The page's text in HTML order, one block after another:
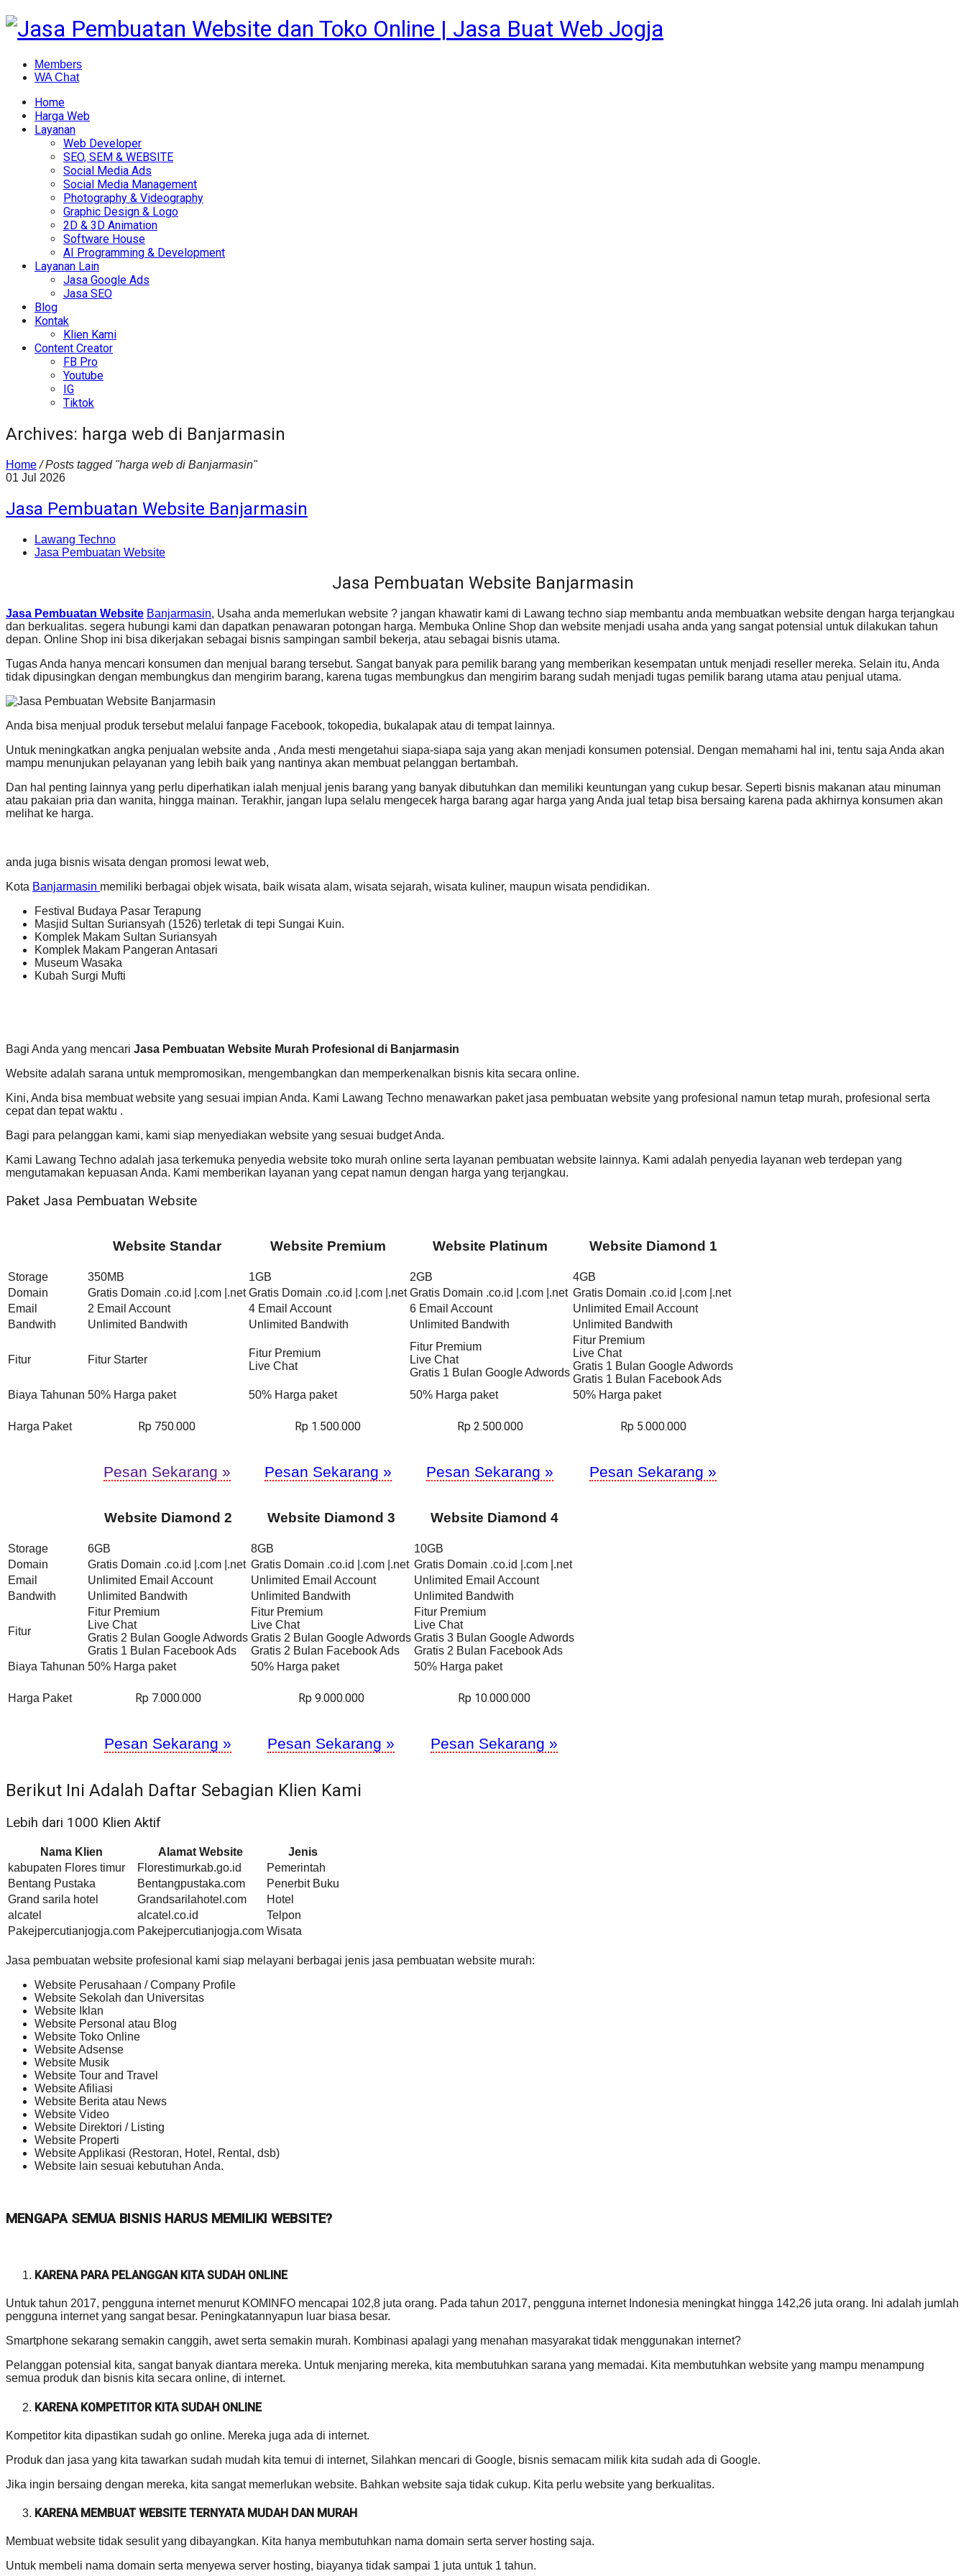
Members
WA Chat
Home
Harga Web
Layanan
Web Developer
SEO, SEM & WEBSITE
Social Media Ads
Social Media Management
Photography & Videography
Graphic Design & Logo
2D & 3D Animation
Software House
AI Programming & Development
Layanan Lain
Jasa Google Ads
Jasa SEO
Blog
Kontak
Klien Kami
Content Creator
FB Pro
Youtube
IG
Tiktok
Archives: harga web di Banjarmasin
Home / Posts tagged "harga web di Banjarmasin"
01 Jul 2026
Jasa Pembuatan Website Banjarmasin
Lawang Techno
Jasa Pembuatan Website
Jasa Pembuatan Website Banjarmasin
Jasa Pembuatan Website Banjarmasin, Usaha anda memerlukan website ? jangan khawatir kami di Lawang techno siap membantu anda membuatkan website dengan harga terjangkau
dan berkualitas. segera hubungi kami dan dapatkan penawaran potongan harga. Membuka Online Shop dan website menjadi usaha anda yang sangat potensial untuk dilakukan tahun
depan. Online Shop ini bisa dikerjakan sebagai bisnis sampingan sambil bekerja, atau sebagai bisnis utama.
Tugas Anda hanya mencari konsumen dan menjual barang tersebut. Sangat banyak para pemilik barang yang memberikan kesempatan untuk menjadi reseller mereka. Selain itu, Anda
tidak dipusingkan dengan membungkus dan mengirim barang, karena tugas membungkus dan mengirim barang sudah menjadi tugas pemilik barang utama atau penjual utama.
Anda bisa menjual produk tersebut melalui fanpage Facebook, tokopedia, bukalapak atau di tempat lainnya.
Untuk meningkatkan angka penjualan website anda , Anda mesti mengetahui siapa-siapa saja yang akan menjadi konsumen potensial. Dengan memahami hal ini, tentu saja Anda akan
mampu menunjukan pelayanan yang lebih baik yang nantinya akan membuat pelanggan bertambah.
Dan hal penting lainnya yang perlu diperhatikan ialah menjual jenis barang yang banyak dibutuhkan dan memiliki keuntungan yang cukup besar. Seperti bisnis makanan atau minuman
atau pakaian pria dan wanita, hingga mainan. Terakhir, jangan lupa selalu mengecek harga barang agar harga yang Anda jual tetap bisa bersaing karena pada akhirnya konsumen akan
melihat ke harga.
anda juga bisnis wisata dengan promosi lewat web,
Kota Banjarmasin memiliki berbagai objek wisata, baik wisata alam, wisata sejarah, wisata kuliner, maupun wisata pendidikan.
Festival Budaya Pasar Terapung
Masjid Sultan Suriansyah (1526) terletak di tepi Sungai Kuin.
Komplek Makam Sultan Suriansyah
Komplek Makam Pangeran Antasari
Museum Wasaka
Kubah Surgi Mufti
Bagi Anda yang mencari Jasa Pembuatan Website Murah Profesional di Banjarmasin
Website adalah sarana untuk mempromosikan, mengembangkan dan memperkenalkan bisnis kita secara online.
Kini, Anda bisa membuat website yang sesuai impian Anda. Kami Lawang Techno menawarkan paket jasa pembuatan website yang profesional namun tetap murah, profesional serta
cepat dan tepat waktu .
Bagi para pelanggan kami, kami siap menyediakan website yang sesuai budget Anda.
Kami Lawang Techno adalah jasa terkemuka penyedia website toko murah online serta layanan pembuatan website lainnya. Kami adalah penyedia layanan web terdepan yang
mengutamakan kepuasan Anda. Kami memberikan layanan yang cepat namun dengan harga yang terjangkau.
Paket Jasa Pembuatan Website
Website Standar Website Premium Website Platinum Website Diamond 1
Storage 350MB 1GB 2GB
4GB
Domain
Gratis Domain .co.id |.com |.net Gratis Domain .co.id |.com |.net Gratis Domain .co.id |.com |.net Gratis Domain .co.id |.com |.net
Email
2 Email Account 4 Email Account 6 Email Account
Unlimited Email Account
Bandwith
Unlimited Bandwith Unlimited Bandwith Unlimited Bandwith Unlimited Bandwith
Fitur Fitur Starter
Fitur Premium
Live Chat
Fitur Premium
Live Chat
Gratis 1 Bulan Google Adwords
Fitur Premium
Live Chat
Gratis 1 Bulan Google Adwords
Gratis 1 Bulan Facebook Ads
Biaya Tahunan 50% Harga paket 50% Harga paket 50% Harga paket 50% Harga paket
Harga Paket Rp 750.000 Rp 1.500.000 Rp 2.500.000 Rp 5.000.000
Pesan Sekarang » Pesan Sekarang » Pesan Sekarang » Pesan Sekarang »
Website Diamond 2 Website Diamond 3 Website Diamond 4
Storage 6GB 8GB
10GB
Domain
Gratis Domain .co.id |.com |.net Gratis Domain .co.id |.com |.net Gratis Domain .co.id |.com |.net
Email
Unlimited Email Account Unlimited Email Account
Unlimited Email Account
Bandwith
Unlimited Bandwith Unlimited Bandwith Unlimited Bandwith
Fitur
Fitur Premium
Live Chat
Gratis 2 Bulan Google Adwords
Gratis 1 Bulan Facebook Ads
Fitur Premium
Live Chat
Gratis 2 Bulan Google Adwords
Gratis 2 Bulan Facebook Ads
Fitur Premium
Live Chat
Gratis 3 Bulan Google Adwords
Gratis 2 Bulan Facebook Ads
Biaya Tahunan 50% Harga paket 50% Harga paket 50% Harga paket
Harga Paket Rp 7.000.000 Rp 9.000.000 Rp 10.000.000
Pesan Sekarang » Pesan Sekarang » Pesan Sekarang »
Berikut Ini Adalah Daftar Sebagian Klien Kami
Lebih dari 1000 Klien Aktif
Nama Klien Alamat Website
Jenis
kabupaten Flores timur
Florestimurkab.go.id
Pemerintah
Bentang Pustaka
Bentangpustaka.com
Penerbit Buku
Grand sarila hotel
Grandsarilahotel.com
Hotel
alcatel
alcatel.co.id
Telpon
Pakejpercutianjogja.com Pakejpercutianjogja.com Wisata
Jasa pembuatan website profesional kami siap melayani berbagai jenis jasa pembuatan website murah:
Website Perusahaan / Company Profile
Website Sekolah dan Universitas
Website Iklan
Website Personal atau Blog
Website Toko Online
Website Adsense
Website Musik
Website Tour and Travel
Website Afiliasi
Website Berita atau News
Website Video
Website Direktori / Listing
Website Properti
Website Applikasi (Restoran, Hotel, Rental, dsb)
Website lain sesuai kebutuhan Anda.
MENGAPA SEMUA BISNIS HARUS MEMILIKI WEBSITE?
KARENA PARA PELANGGAN KITA SUDAH ONLINE
Untuk tahun 2017, pengguna internet menurut KOMINFO mencapai 102,8 juta orang. Pada tahun 2017, pengguna internet Indonesia meningkat hingga 142,26 juta orang. Ini adalah jumlah
pengguna internet yang sangat besar. Peningkatannyapun luar biasa besar.
Smartphone sekarang semakin canggih, awet serta semakin murah. Kombinasi apalagi yang menahan masyarakat tidak menggunakan internet?
Pelanggan potensial kita, sangat banyak diantara mereka. Untuk menjaring mereka, kita membutuhkan sarana yang memadai. Kita membutuhkan website yang mampu menampung
semua produk dan bisnis kita secara online, di internet.
KARENA KOMPETITOR KITA SUDAH ONLINE
Kompetitor kita dipastikan sudah go online. Mereka juga ada di internet.
Produk dan jasa yang kita tawarkan sudah mudah kita temui di internet, Silahkan mencari di Google, bisnis semacam milik kita sudah ada di Google.
Jika ingin bersaing dengan mereka, kita sangat memerlukan website. Bahkan website saja tidak cukup. Kita perlu website yang berkualitas.
KARENA MEMBUAT WEBSITE TERNYATA MUDAH DAN MURAH
Membuat website tidak sesulit yang dibayangkan. Kita hanya membutuhkan nama domain serta server hosting saja.
Untuk membeli nama domain serta menyewa server hosting, biayanya tidak sampai 1 juta untuk 1 tahun.